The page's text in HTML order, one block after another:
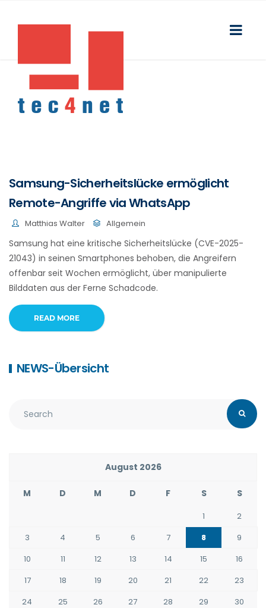
Samsung-Sicherheitslücke ermöglicht
Remote-Angriffe via WhatsApp
Matthias Walter Allgemein
Samsung hat eine kritische Sicherheitslücke (CVE-2025-
21043) in seinen Smartphones behoben, die Angreifern
offenbar seit Wochen ermöglicht, über manipulierte
Bilddaten aus der Ferne Schadcode.
READ MORE
NEWS-Übersicht
August 2026
M D M D F S S
1
2
3
4 5 6 7 8
9
10
11 12 13 14 15
16
17
18 19 20 21 22
23
24
25 26 27 28 29
30